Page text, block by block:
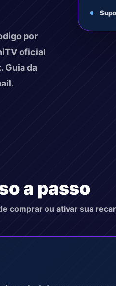
por
oficial
Guia da
a passo
comprar ou ativar sua